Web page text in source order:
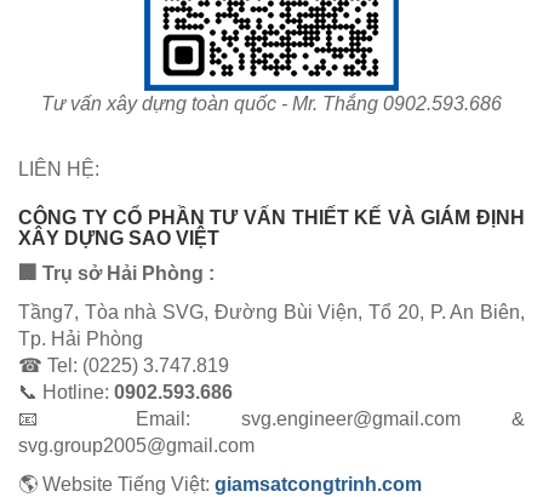
Tư vấn xây dựng toàn quốc - Mr. Thắng 0902.593.686
LIÊN HỆ:
CÔNG TY CỔ PHẦN TƯ VẤN THIẾT KẾ VÀ GIÁM ĐỊNH
XÂY DỰNG SAO VIỆT
🏢 Trụ sở Hải Phòng :
Tầng7, Tòa nhà SVG, Đường Bùi Viện, Tổ 20, P. An Biên,
Tp. Hải Phòng
☎ Tel: (0225) 3.747.819
📞 Hotline: 0902.593.686
📧 Email: svg.engineer@gmail.com &
svg.group2005@gmail.com
🌎 Website Tiếng Việt: giamsatcongtrinh.com